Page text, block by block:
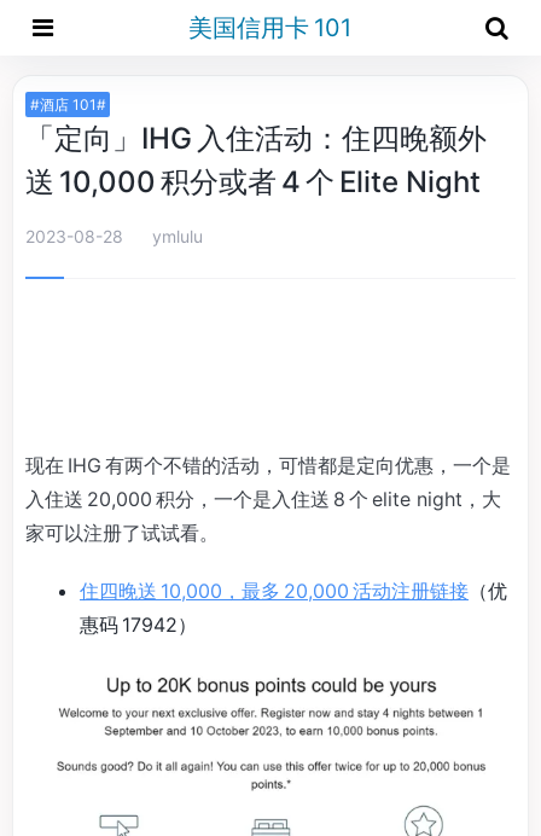
美国信用卡 101
#酒店 101#
「定向」IHG 入住活动：住四晚额外
送 10,000 积分或者 4 个 Elite Night
2023-08-28 ymlulu
现在 IHG 有两个不错的活动，可惜都是定向优惠，一个是
入住送 20,000 积分，一个是入住送 8 个 elite night，大
家可以注册了试试看。
住四晚送 10,000，最多 20,000 活动注册链接 （优
惠码 17942）